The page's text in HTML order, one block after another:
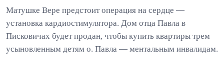
Матушке Вере предстоит операция на сердце —
установка кардиостимулятора. Дом отца Павла в
Писковичах будет продан, чтобы купить квартиры трем
усыновленным детям о. Павла — ментальным инвалидам.